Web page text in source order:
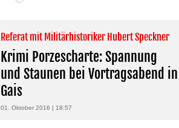
Referat mit Militärhistoriker Hubert Speckner
Krimi Porzescharte: Spannung
und Staunen bei Vortragsabend in
Gais
01. Oktober 2016 | 18:57